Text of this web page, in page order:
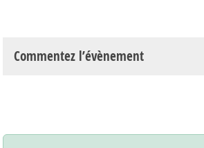
Commentez l’évènement